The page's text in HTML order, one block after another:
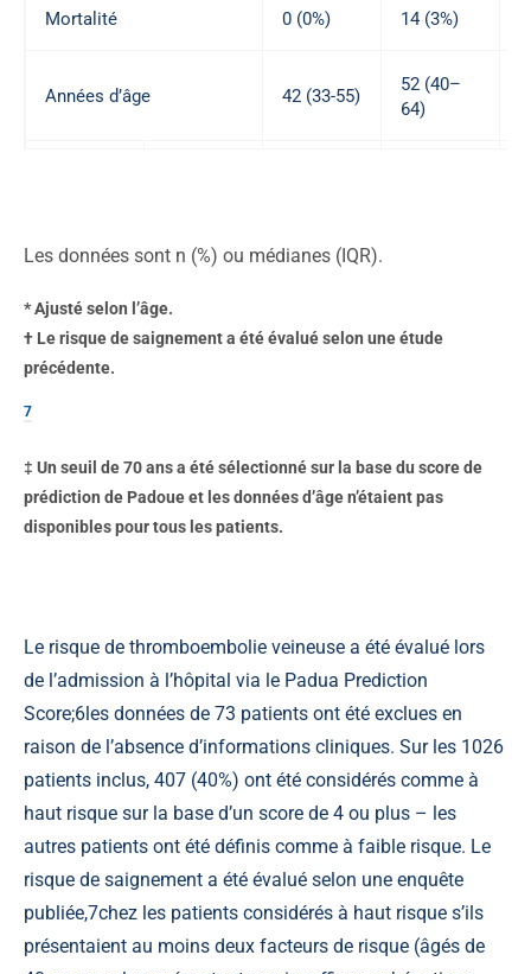
Mortalité 0 (0%) 14 (3%)
Années d’âge 42 (33-55)
52 (40–
64)
Les données sont n (%) ou médianes (IQR).
*Ajusté selon l’âge.
† Lerisque de saignement a été évalué selon une étude
précédente.
7
‡ Un seuil de 70 ans a été sélectionné sur la base du score de
prédiction de Padoue et les données d’âge n’étaient pas
disponibles pour tous les patients.
Le risque de thromboembolie veineuse a été évalué lors
de l’admission à l’hôpital via le Padua Prediction
Score;6les données de 73 patients ont été exclues en
raison de l’absence d’informations cliniques. Sur les 1026
patients inclus, 407 (40%) ont été considérés comme à
haut risque sur la base d’un score de 4 ou plus – les
autres patients ont été définis comme à faible risque. Le
risque de saignement a été évalué selon une enquête
publiée,7chez les patients considérés à haut risque s’ils
présentaient au moins deux facteurs de risque (âgés de